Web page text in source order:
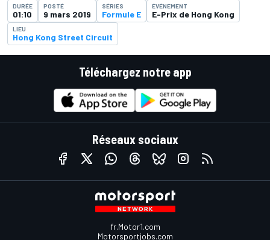
DURÉE
01:10
POSTÉ
9 mars 2019
SÉRIES
Formule E
ÉVÉNEMENT
E-Prix de Hong Kong
LIEU
Hong Kong Street Circuit
Téléchargez notre app
Réseaux sociaux
fr.Motor1.com
Motorsportjobs.com